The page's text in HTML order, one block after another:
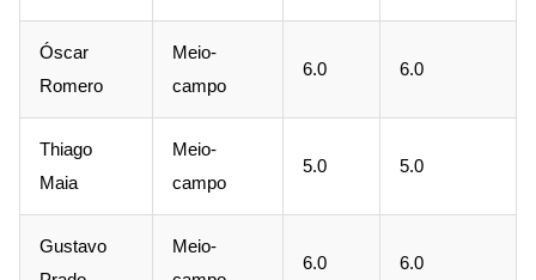
Óscar
Romero
Meio-
campo
6.0 6.0
Thiago
Maia
Meio-
campo
5.0 5.0
Gustavo
Meio-
6.0 6.0